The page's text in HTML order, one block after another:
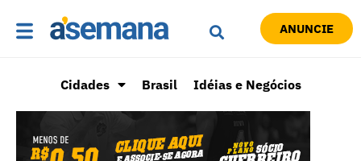
ANUNCIE
Cidades Brasil Idéias e Negócios